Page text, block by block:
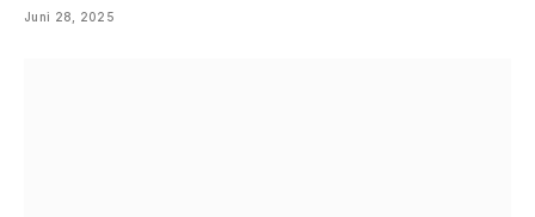
Juni 28, 2025